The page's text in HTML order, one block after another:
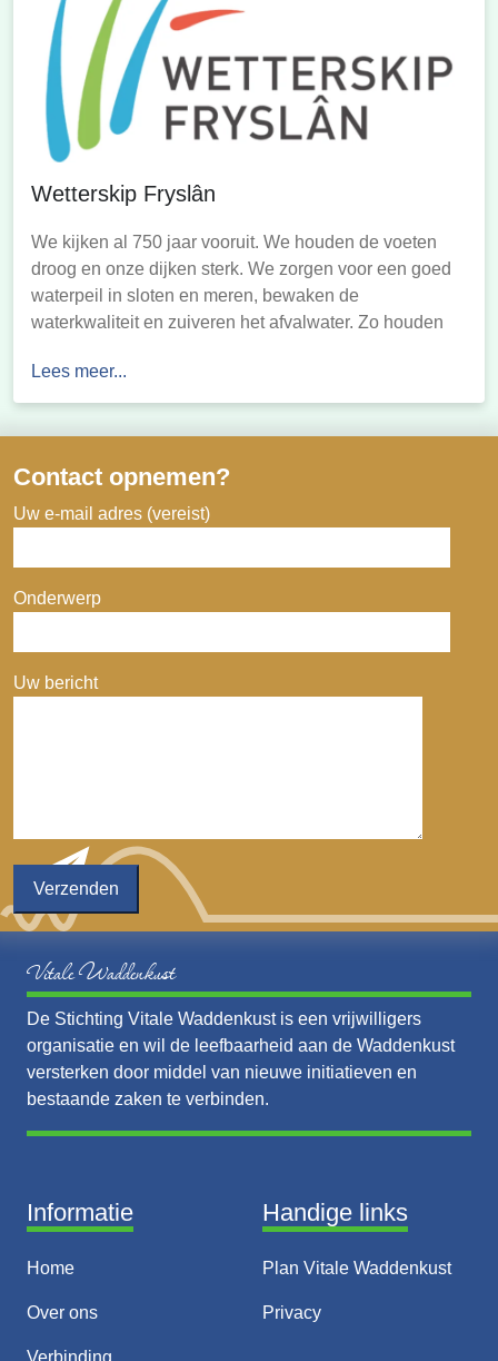
Wetterskip Fryslân
We kijken al 750 jaar vooruit. We houden de voeten
droog en onze dijken sterk. We zorgen voor een goed
waterpeil in sloten en meren, bewaken de
waterkwaliteit en zuiveren het afvalwater. Zo houden
een deel van het Groninger Westerkwartier veilig en
leefbaar.
Lees meer...
Contact opnemen?
Uw e-mail adres (vereist)
Onderwerp
Uw bericht
Vitale Waddenkust
De Stichting Vitale Waddenkust is een vrijwilligers
organisatie en wil de leefbaarheid aan de Waddenkust
versterken door middel van nieuwe initiatieven en
bestaande zaken te verbinden.
Informatie
Home
Over ons
Verbinding
Handige links
Plan Vitale Waddenkust
Privacy